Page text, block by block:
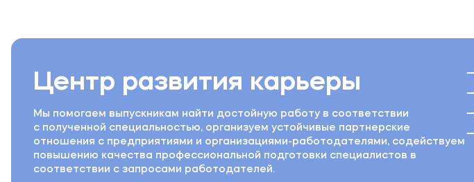
Центр развития карьеры
Мы помогаем выпускникам найти достойную работу в соответствии
с полученной специальностью, организуем устойчивые партнерские
отношения с предприятиями и организациями-работодателями, содействуем
повышению качества профессиональной подготовки специалистов в
соответствии с запросами работодателей.